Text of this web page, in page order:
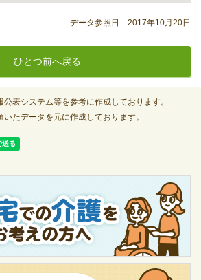
データ参照日 2017年10月20日
ひとつ前へ戻る
表システム等を参考に作成しております。
たデータを元に作成しております。